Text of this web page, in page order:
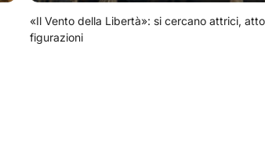
«Il Vento della Libertà»: si cercano attrici,
figurazioni